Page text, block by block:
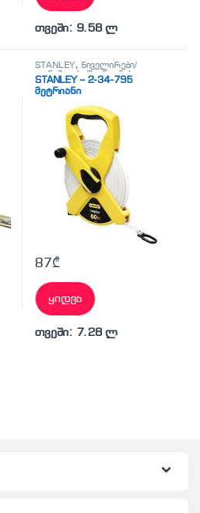
თვეში: 9.58 ლ
STANLEY, ნიველირები/
თარაზოები/მეტრიანები
STANLEY – 2-34-795
მეტრიანი
87₾
ყიდვა
თვეში: 7.28 ლ